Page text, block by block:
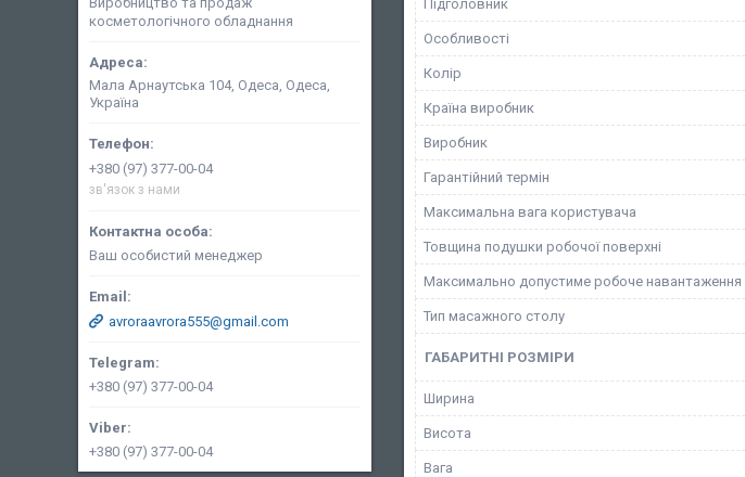
Підголовник
Особливості
Колір
Країна виробник
Виробник
Гарантійний термін
Максимальна вага користувача
Товщина подушки робочої поверхні
Максимально допустиме робоче навантаження
Тип масажного столу
ГАБАРИТНІ РОЗМІРИ
Ширина
Висота
Вага
косметологічного обладнання
Мала Арнаутська 104, Одеса, Одеса,
Україна
+380 (97) 377-00-04
зв'язок з нами
Ваш особистий менеджер
avroraavrora555@gmail.com
+380 (97) 377-00-04
+380 (97) 377-00-04